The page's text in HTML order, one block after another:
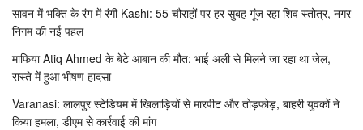
सावन में भक्ति के रंग में रंगी Kashi: 55 चौराहों पर हर सुबह गूंज रहा शिव स्तोत्र, नगर
निगम की नई पहल
माफिया Atiq Ahmed के बेटे आबान की मौत: भाई अली से मिलने जा रहा था जेल,
रास्ते में हुआ भीषण हादसा
Varanasi: लालपुर स्टेडियम में खिलाड़ियों से मारपीट और तोड़फोड़, बाहरी युवकों ने
किया हमला, डीएम से कार्रवाई की मांग